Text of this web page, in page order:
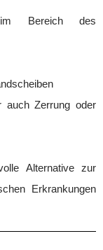
im Bereich des
auch Zerrung oder
Alternative zur
Erkrankungen